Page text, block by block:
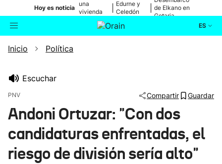
Hoy es noticia
una
vivienda
de Bilbao
Edurne y
Celedón
de Elkano en
Getaria
ES
Buscador
Ikusmiran
Eguraldia
Inicio Política
Escuchar
PNV Compartir Guardar
Andoni Ortuzar: "Con dos
candidaturas enfrentadas, el
riesgo de división sería alto"